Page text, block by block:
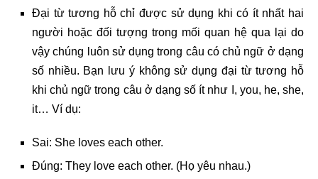
Đại từ tương hỗ chỉ được sử dụng khi có ít nhất hai
người hoặc đối tượng trong mối quan hệ qua lại do
vậy chúng luôn sử dụng trong câu có chủ ngữ ở dạng
số nhiều. Bạn lưu ý không sử dụng đại từ tương hỗ
khi chủ ngữ trong câu ở dạng số ít như I, you, he, she,
it… Ví dụ:
Sai: She loves each other.
Đúng: They love each other. (Họ yêu nhau.)